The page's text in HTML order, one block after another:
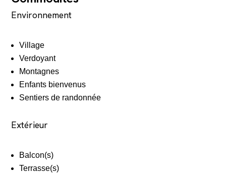
Environnement
Village
Verdoyant
Montagnes
Enfants bienvenus
Sentiers de randonnée
Extérieur
Balcon(s)
Terrasse(s)